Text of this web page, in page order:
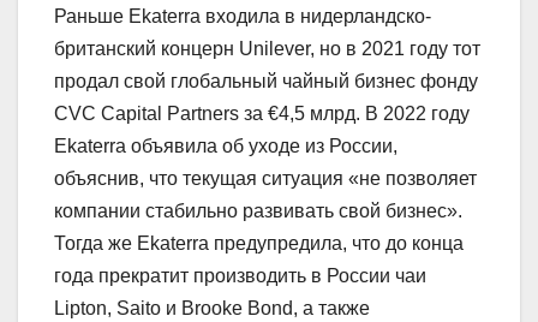
Раньше Ekaterra входила в нидерландско-
британский концерн Unilever, но в 2021 году тот
продал свой глобальный чайный бизнес фонду
CVC Capital Partners за €4,5 млрд. В 2022 году
Ekaterra объявила об уходе из России,
объяснив, что текущая ситуация «не позволяет
компании стабильно развивать свой бизнес».
Тогда же Ekaterra предупредила, что до конца
года прекратит производить в России чаи
Lipton, Saito и Brooke Bond, а также